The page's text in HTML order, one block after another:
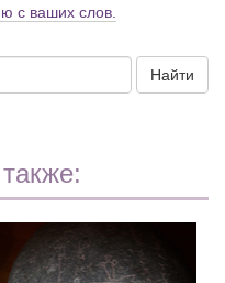
с ваших слов.
Найти